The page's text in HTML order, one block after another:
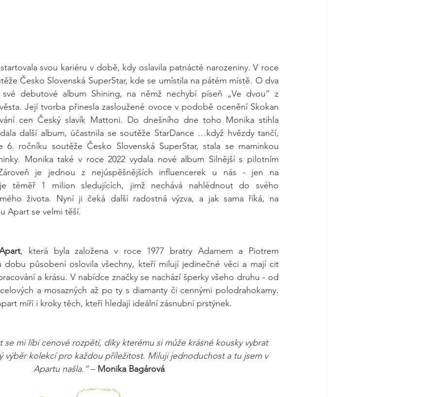
svou kariéru v době, kdy oslavila patnácté narozeniny. V roce
Česko Slovenská SuperStar, kde se umístila na pátém místě. O dva
debutové album Shining, na němž nechybí píseň „Ve dvou“ z
Její tvorba přinesla zasloužené ovoce v podobě ocenění Skokan
cen Český slavík Mattoni. Do dnešního dne toho Monika stihla
další album, účastnila se soutěže StarDance …když hvězdy tančí,
6. ročníku soutěže Česko Slovenská SuperStar, stala se maminkou
Monika také v roce 2022 vydala nové album Silnější s pilotním
je jednou z nejúspěšnějších influencerek u nás - jen na
téměř 1 milion sledujících, jimž nechává nahlédnout do svého
života. Nyní ji čeká další radostná výzva, a jak sama říká, na
Apart se velmi těší.
, která byla založena v roce 1977 bratry Adamem a Piotrem
dobu působení oslovila všechny, kteří milují jedinečné věci a mají cit
a krásu. V nabídce značky se nachází šperky všeho druhu - od
a mosazných až po ty s diamanty či cennými polodrahokamy.
míří i kroky těch, kteří hledají ideální zásnubní prstýnek.
se mi líbí cenové rozpětí, díky kterému si může krásné kousky vybrat
výběr kolekcí pro každou příležitost. Miluji jednoduchost a tu jsem v
Apartu našla.“ – Monika Bagárová